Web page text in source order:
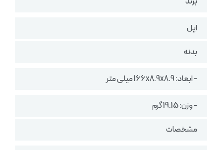
اپل
بدنه
- ابعاد: 166x8.9x8.9 میلی متر
- وزن: 19.15 گرم
مشخصات